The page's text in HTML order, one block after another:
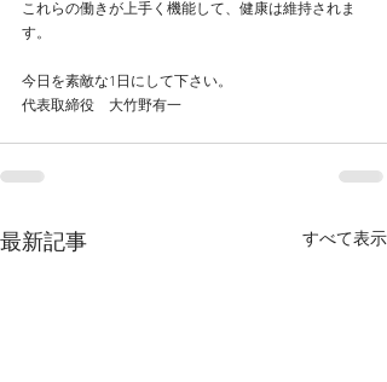
これらの働きが上手く機能して、健康は維持されま
す。
今日を素敵な1日にして下さい。
代表取締役　大竹野有一
最新記事 すべて表示